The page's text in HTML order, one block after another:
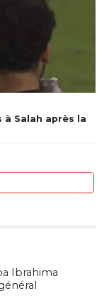
à Salah après la
Ibrahima